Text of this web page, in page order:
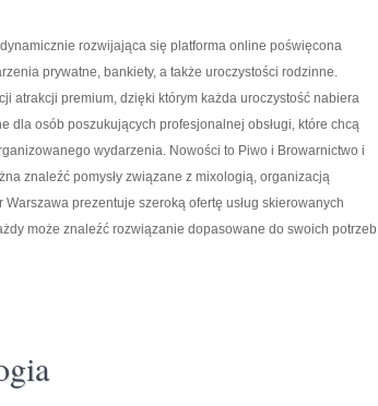
rozwijająca się platforma online poświęcona
prywatne, bankiety, a także uroczystości rodzinne.
atrakcji premium, dzięki którym każda uroczystość nabiera
dla osób poszukujących profesjonalnej obsługi, które chcą
wydarzenia. Nowości to Piwo i Browarnictwo i
znaleźć pomysły związane z mixologią, organizacją
prezentuje szeroką ofertę usług skierowanych
może znaleźć rozwiązanie dopasowane do swoich potrzeb